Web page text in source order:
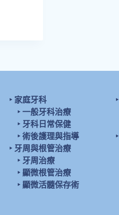
‣ 家庭牙科
‣ 一般牙科治療
‣ 牙科日常保健
‣ 術後護理與指導
‣ 牙周與根管治療
‣ 牙周治療
‣ 顯微根管治療
‣ 顯微活髓保存術
‣
‣